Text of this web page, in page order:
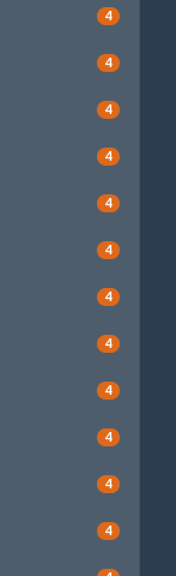
4
4
4
4
4
4
4
4
4
4
4
4